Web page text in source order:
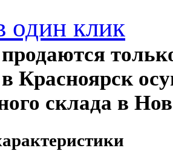
один клик
Красноярск
склада в